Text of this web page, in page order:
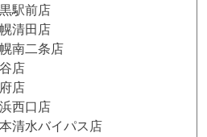
前店
田店
二条店
店
店
口店
水バイパス店